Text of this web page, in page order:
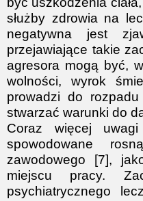
służby zdrowia na
negatywna jest
przejawiające takie
agresora mogą być,
wolności, wyrok
prowadzi do
stwarzać warunki do
Coraz więcej
spowodowane
zawodowego [7],
miejscu pracy.
psychiatrycznego